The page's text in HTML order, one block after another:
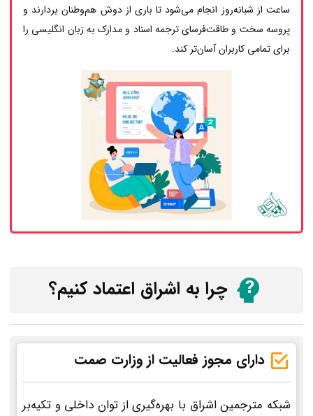
ساعت از شبانه‌روز انجام می‌شود تا باری از دوش هم‌وطنان بردارند و
پروسه سخت و طاقت‌فرسای ترجمه اسناد و مدارک به زبان انگلیسی را
برای تمامی کاربران آسان‌تر کند.
چرا به اشراق اعتماد کنیم؟
دارای مجوز فعالیت از وزارت صمت
شبکه مترجمین اشراق با بهره‌گیری از توان داخلی و تکیه‌بر